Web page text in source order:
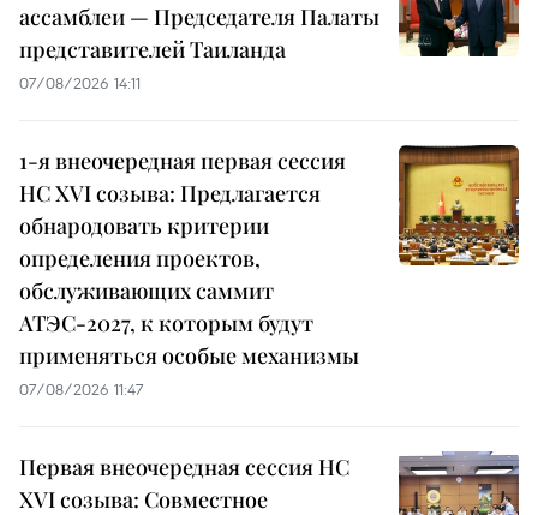
ассамблеи — Председателя Палаты
представителей Таиланда
07/08/2026 14:11
1-я внеочередная первая сессия
НС XVI созыва: Предлагается
обнародовать критерии
определения проектов,
обслуживающих саммит
АТЭС-2027, к которым будут
применяться особые механизмы
07/08/2026 11:47
Первая внеочередная сессия НС
XVI созыва: Совместное